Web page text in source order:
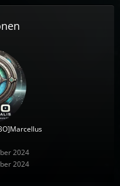
2024
2024